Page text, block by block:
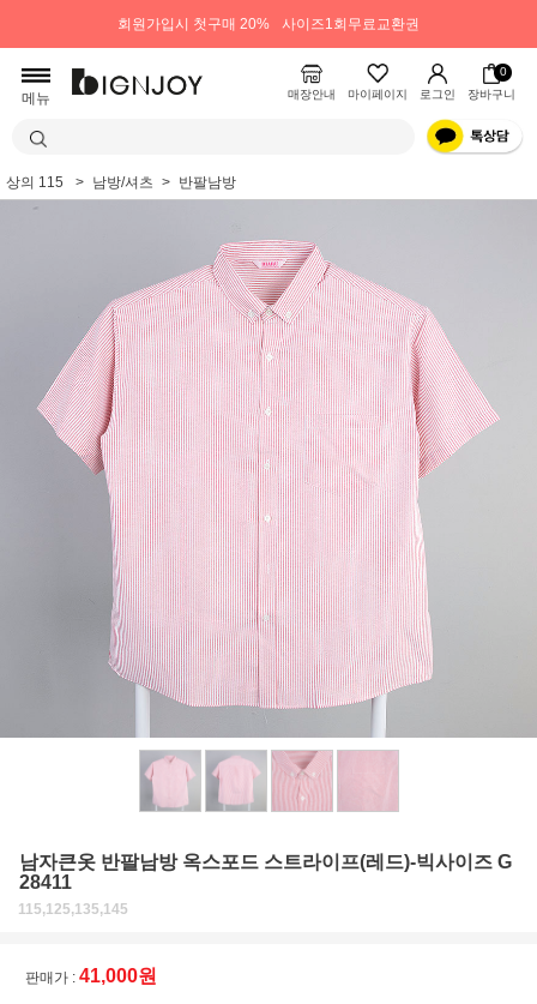
회원가입시 첫구매 20% 사이즈1회무료교환권
메뉴 매장안내 마이페이지 로그인
0
장바구니
상의 115 남방/셔츠 반팔남방
남자큰옷 반팔남방 옥스포드 스트라이프(레드)-빅사이즈 G
28411
115,125,135,145
판매가 : 41,000원